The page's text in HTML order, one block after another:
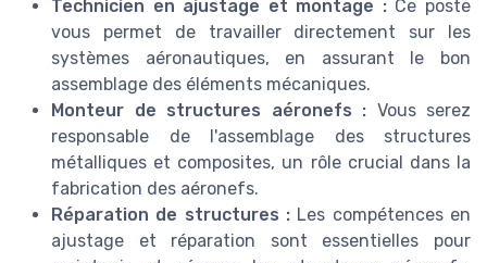
Technicien en ajustage et montage :Ce poste
vous permet de travailler directement sur les
systèmes aéronautiques, en assurant le bon
assemblage des éléments mécaniques.
Monteur de structures aéronefs : Vous serez
responsable de l'assemblage des structures
métalliques et composites, un rôle crucial dans la
fabrication des aéronefs.
Réparation de structures : Les compétences en
ajustage et réparation sont essentielles pour